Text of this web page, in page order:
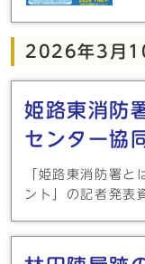
2026年3月
姫路東消防
センター協
「姫路東消防署と
ント」の記者発表